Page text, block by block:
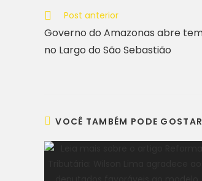
Post anterior
Governo do Amazonas abre
no Largo do São Sebastião
VOCÊ TAMBÉM PODE GOSTAR